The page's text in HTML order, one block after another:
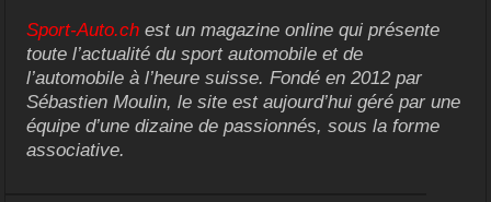
Sport-Auto.ch est un magazine online qui présente
toute l’actualité du sport automobile et de
l’automobile à l’heure suisse. Fondé en 2012 par
Sébastien Moulin, le site est aujourd’hui géré par une
équipe d’une dizaine de passionnés, sous la forme
associative.